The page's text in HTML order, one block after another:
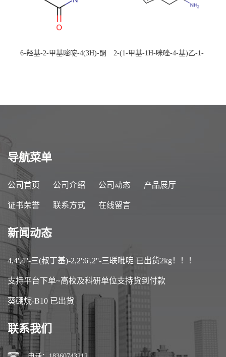
6-羟基-2-甲基嘧啶-4(3H)-酮
2-(1-甲基-1H-咪唑-4-基)乙-1-
导航菜单
公司首页 公司介绍 公司动态 产品展厅
证书荣誉 联系方式 在线留言
新闻动态
4,4',4''-三(叔丁基)-2,2':6',2''-三联吡啶 已出货2kg！！！
支持平台下单~高校及科研单位支持货到付款
葵硼烷-B10 已出货
联系我们